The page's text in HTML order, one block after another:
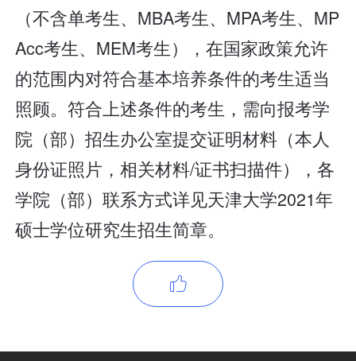
（不含单考生、MBA考生、MPA考生、MP
Acc考生、MEM考生），在国家政策允许
的范围内对符合基本培养条件的考生适当
照顾。符合上述条件的考生，需向报考学
院（部）招生办公室提交证明材料（本人
身份证照片，相关材料/证书扫描件），各
学院（部）联系方式详见天津大学2021年
硕士学位研究生招生简章。
